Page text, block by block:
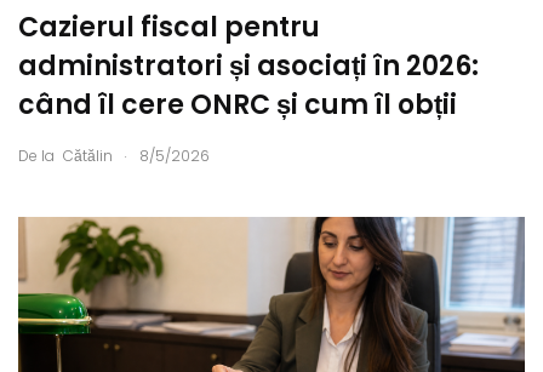
Cazierul fiscal pentru
administratori și asociați în 2026:
când îl cere ONRC și cum îl obții
De la Cătălin . 8/5/2026